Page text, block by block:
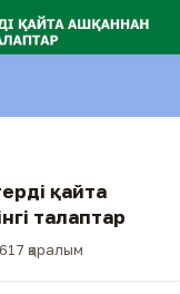
қайта
талаптар
қаралым